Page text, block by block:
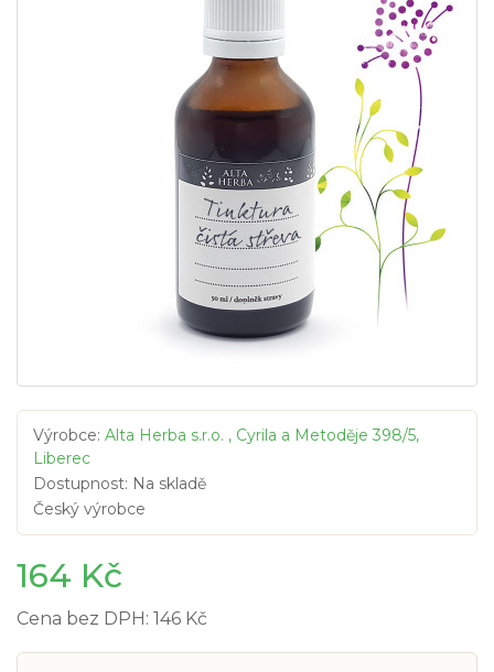
Výrobce: Alta Herba s.r.o. , Cyrila a Metoděje 398/5,
Liberec
Dostupnost: Na skladě
Český výrobce
164 Kč
Cena bez DPH: 146 Kč